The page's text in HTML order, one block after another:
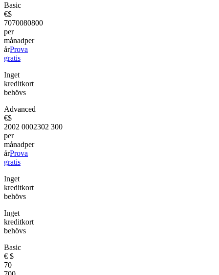
Basic
€$
7070080800
per
månadper
årProva
gratis
Inget
kreditkort
behövs
Advanced
€$
2002 0002302 300
per
månadper
årProva
gratis
Inget
kreditkort
behövs
Inget
kreditkort
behövs
Basic
€ $
70